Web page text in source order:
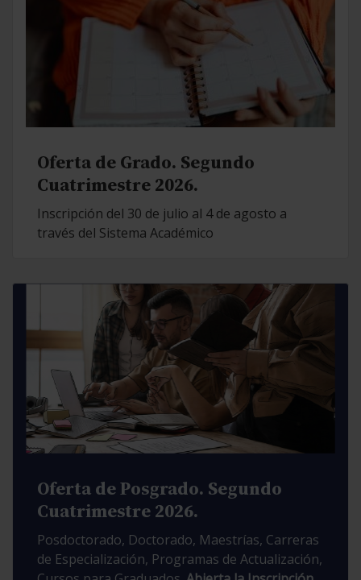
Oferta de Grado. Segundo
Cuatrimestre 2026.
Inscripción del 30 de julio al 4 de agosto a
través del Sistema Académico
Oferta de Posgrado. Segundo
Cuatrimestre 2026.
Posdoctorado, Doctorado, Maestrías, Carreras
de Especialización, Programas de Actualización,